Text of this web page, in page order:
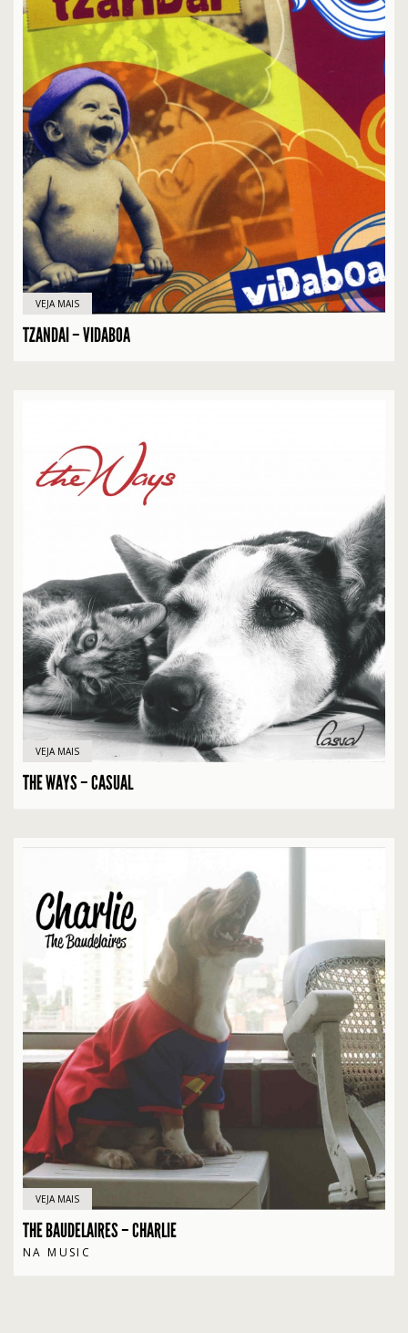
VEJA MAIS
TZANDAI – VIDABOA
VEJA MAIS
THE WAYS – CASUAL
VEJA MAIS
THE BAUDELAIRES – CHARLIE
NA MUSIC